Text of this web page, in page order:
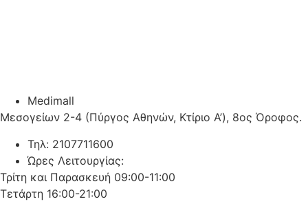
Medimall
Μεσογείων 2-4 (Πύργος Αθηνών, Κτίριο Α’), 8ος Όροφος.
Τηλ: 2107711600
Ώρες Λειτουργίας:
Τρίτη και Παρασκευή 09:00-11:00
Τετάρτη 16:00-21:00